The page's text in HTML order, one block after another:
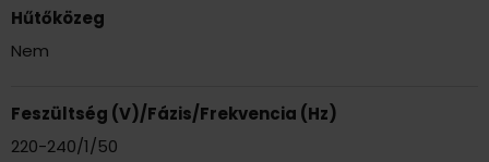
Opcionális multi function board
Gearshift teljesítményszabályozás
Információ lekérdezés a távirányítóval
Szervíz mód
Hűtőközeg
Nem
Feszültség (V)/Fázis/Frekvencia (Hz)
220-240/1/50